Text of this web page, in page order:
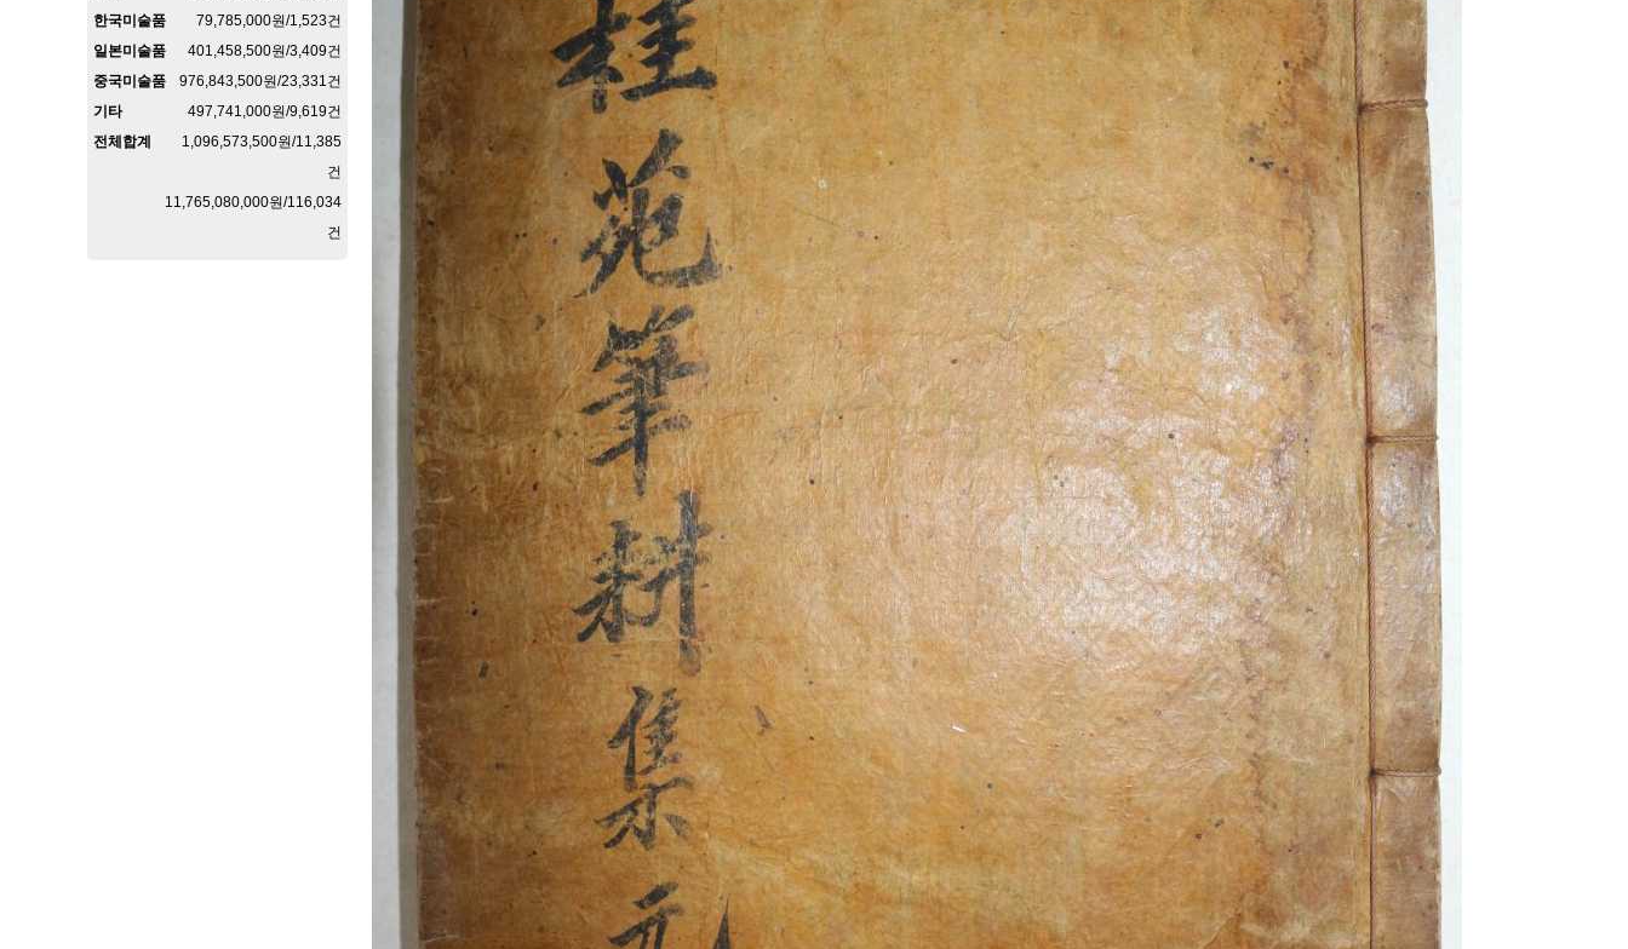
79,785,000원/1,523건
한국미술품
401,458,500원/3,409건
일본미술품
976,843,500원/23,331건
중국미술품
497,741,000원/9,619건
기타
1,096,573,500원/11,385
건
전체합계
11,765,080,000원/116,034
건